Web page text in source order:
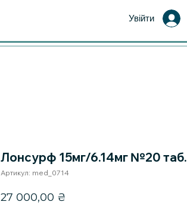
Увійти
Лонсурф 15мг/6.14мг №20 таб.
Артикул: med_0714
27 000,00 ₴